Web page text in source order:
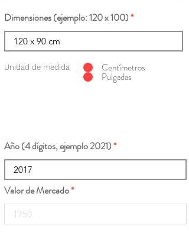
Dimensiones (ejemplo: 120 x 100)
Unidad de medida Centímetros
Pulgadas
Año (4 dígitos, ejemplo 2021)
Valor de Mercado